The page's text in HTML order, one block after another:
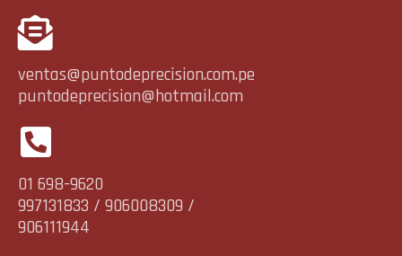
ventas@puntodeprecision.com.pe
puntodeprecision@hotmail.com
01 698-9620
997131833 / 906008309 /
906111944